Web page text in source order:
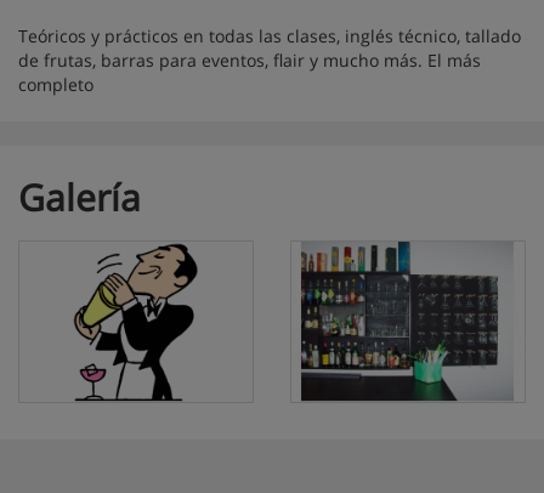
Teóricos y prácticos en todas las clases, inglés técnico, tallado
de frutas, barras para eventos, flair y mucho más. El más
completo
Galería